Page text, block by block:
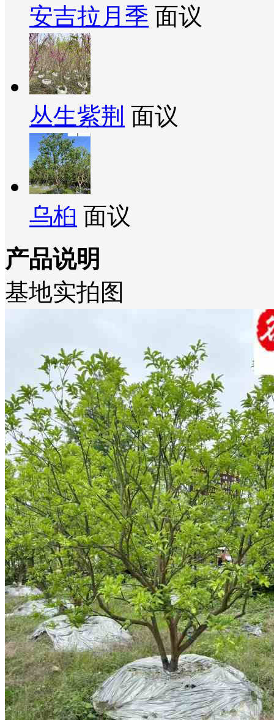
安吉拉月季 面议
丛生紫荆 面议
乌桕 面议
产品说明
基地实拍图